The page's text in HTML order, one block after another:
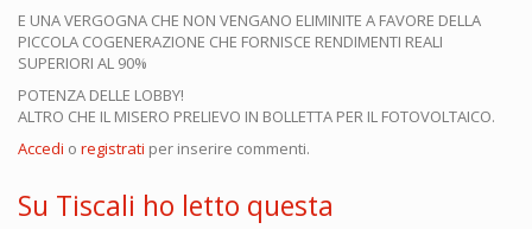
E UNA VERGOGNA CHE NON VENGANO ELIMINITE A FAVORE DELLA
PICCOLA COGENERAZIONE CHE FORNISCE RENDIMENTI REALI
SUPERIORI AL 90%
POTENZA DELLE LOBBY!
ALTRO CHE IL MISERO PRELIEVO IN BOLLETTA PER IL FOTOVOLTAICO.
Accedi o registrati per inserire commenti.
Su Tiscali ho letto questa